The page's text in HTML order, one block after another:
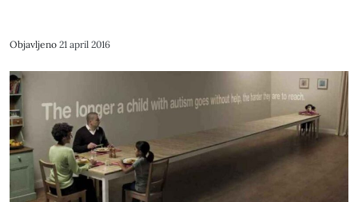
Objavljeno 21 april 2016